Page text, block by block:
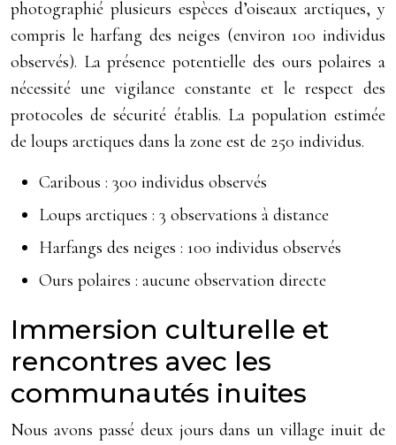
photographié plusieurs espèces d’oiseaux arctiques, y
compris le harfang des neiges (environ 100 individus
observés). La présence potentielle des ours polaires a
nécessité une vigilance constante et le respect des
protocoles de sécurité établis. La population estimée
de loups arctiques dans la zone est de 250 individus.
Caribous : 300 individus observés
Loups arctiques : 3 observations à distance
Harfangs des neiges : 100 individus observés
Ours polaires : aucune observation directe
Immersion culturelle et
rencontres avec les
communautés inuites
Nous avons passé deux jours dans un village inuit de